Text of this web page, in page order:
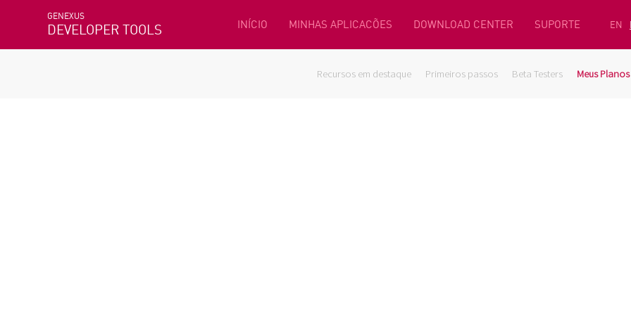
GENEXUS
DEVELOPER TOOLS INÍCIO MINHAS APLICACÕES DOWNLOAD CENTER SUPORTE EN
Recursos em destaque Primeiros passos Beta Testers Meus Planos